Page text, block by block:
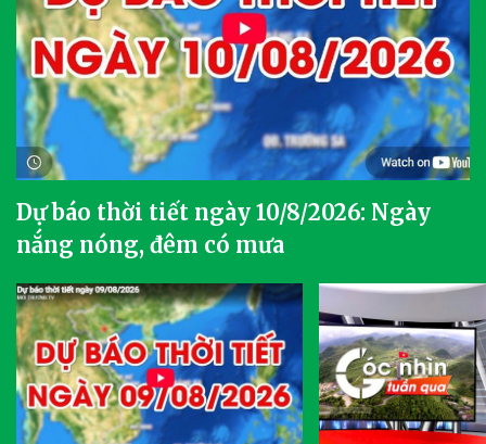
Dự báo thời tiết ngày 10/8/2026: Ngày
nắng nóng, đêm có mưa